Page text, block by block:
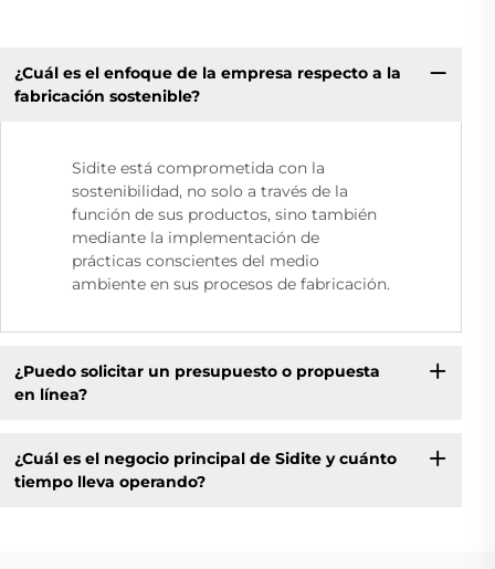
¿Cuál es el enfoque de la empresa respecto a la
fabricación sostenible?
Sidite está comprometida con la
sostenibilidad, no solo a través de la
función de sus productos, sino también
mediante la implementación de
prácticas conscientes del medio
ambiente en sus procesos de fabricación.
¿Puedo solicitar un presupuesto o propuesta
en línea?
¿Cuál es el negocio principal de Sidite y cuánto
tiempo lleva operando?